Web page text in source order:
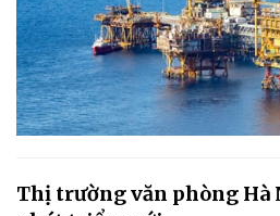
Thị trường văn phòng Hà